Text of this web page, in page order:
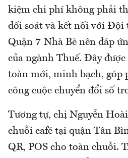
kiệm chi phí không phải
đối soát và kết nối với Đội
Quận 7 Nhà Bè nên đáp
của ngành Thuế. Đây
toàn mới, minh bạch, góp
công cuộc chuyển đổi số
Tương tự, chị Nguyễn
chuỗi café tại quận Tân
QR, POS cho toàn chuỗi.